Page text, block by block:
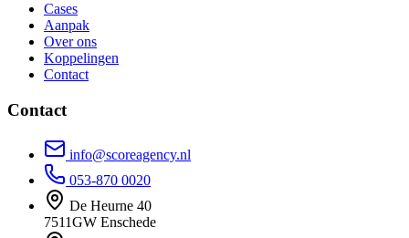
Cases
Aanpak
Over ons
Koppelingen
Contact
Contact
info@scoreagency.nl
053-870 0020
De Heurne 40
7511GW Enschede